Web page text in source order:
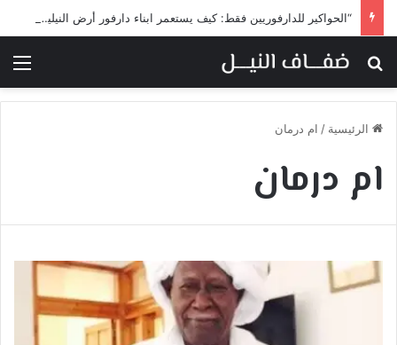
“الحواكير للدارفوريين فقط: كيف يستعمر ابناء دارفور أرض النيلين تحت غطاء المساواة”
بحث عن
الرئيسية / ام درمان
ام درمان